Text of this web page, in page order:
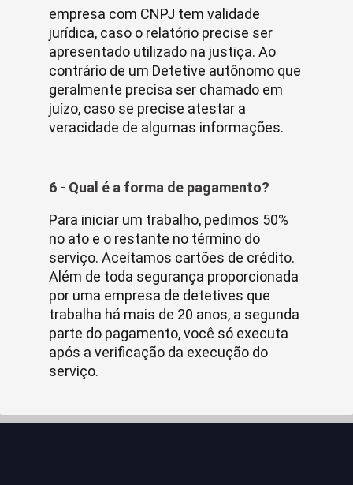
empresa com CNPJ tem validade
jurídica, caso o relatório precise ser
apresentado utilizado na justiça. Ao
contrário de um Detetive autônomo que
geralmente precisa ser chamado em
juízo, caso se precise atestar a
veracidade de algumas informações.
6 - Qual é a forma de pagamento?
Para iniciar um trabalho, pedimos 50%
no ato e o restante no término do
serviço. Aceitamos cartões de crédito.
Além de toda segurança proporcionada
por uma empresa de detetives que
trabalha há mais de 20 anos, a segunda
parte do pagamento, você só executa
após a verificação da execução do
serviço.